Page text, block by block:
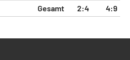
Gesamt
2:4 4:9